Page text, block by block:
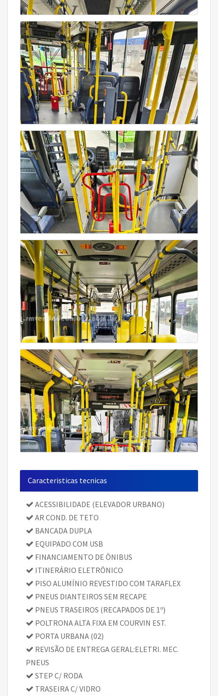
Caracteristicas tecnicas
ACESSIBILIDADE (ELEVADOR URBANO)
AR COND. DE TETO
BANCADA DUPLA
EQUIPADO COM USB
FINANCIAMENTO DE ÔNIBUS
ITINERÁRIO ELETRÔNICO
PISO ALUMÍNIO REVESTIDO COM TARAFLEX
PNEUS DIANTEIROS SEM RECAPE
PNEUS TRASEIROS (RECAPADOS DE 1º)
POLTRONA ALTA FIXA EM COURVIN EST.
PORTA URBANA (02)
REVISÃO DE ENTREGA GERAL:ELETRI. MEC.
PNEUS
STEP C/ RODA
TRASEIRA C/ VIDRO